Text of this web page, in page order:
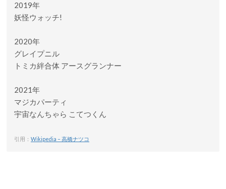
2019年
妖怪ウォッチ!
2020年
グレイプニル
トミカ絆合体 アースグランナー
2021年
マジカパーティ
宇宙なんちゃら こてつくん
引用： Wikipedia – 高橋ナツコ